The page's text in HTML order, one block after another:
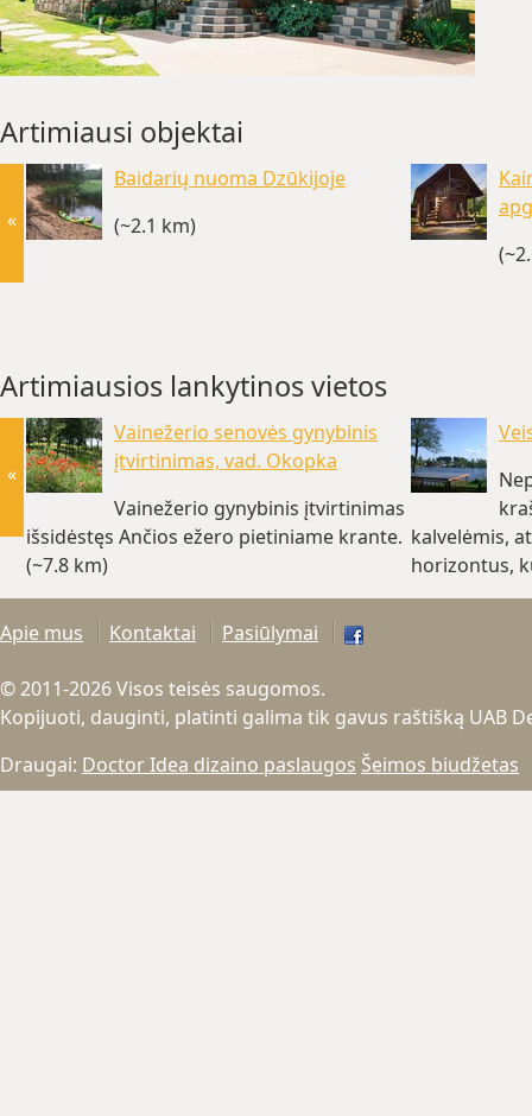
Artimiausi objektai
Baidarių nuoma Dzūkijoje
(~2.1 km)
«
Artimiausios lankytinos vietos
Vainežerio senovės gynybinis
įtvirtinimas, vad. Okopka
Vainežerio gynybinis įtvirtinimas
išsidėstęs Ančios ežero pietiniame krante.
(~7.8 km)
kalvelėmis,
horizontus,
(~10.5 km)
«
Apie mus Kontaktai Pasiūlymai
© 2011-2026 Visos teisės saugomos.
Kopijuoti, dauginti, platinti galima tik gavus raštišką UAB
Draugai: Doctor Idea dizaino paslaugos Šeimos biudžetas